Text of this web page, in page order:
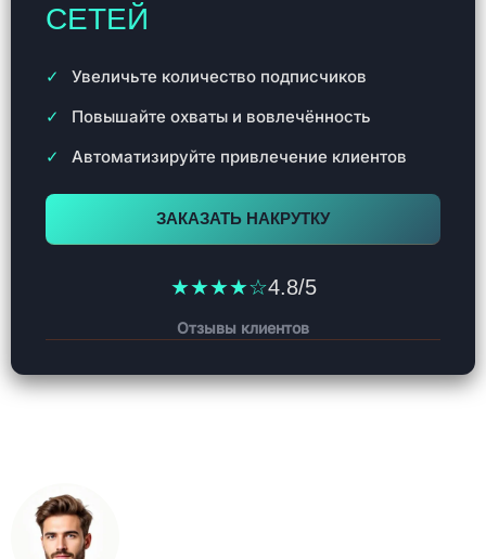
СЕТЕЙ
Увеличьте количество подписчиков
Повышайте охваты и вовлечённость
Автоматизируйте привлечение клиентов
ЗАКАЗАТЬ НАКРУТКУ
★★★★☆4.8/5
Отзывы клиентов